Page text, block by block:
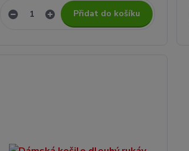
Přidat do košíku